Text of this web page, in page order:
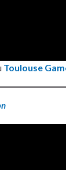
Toulouse